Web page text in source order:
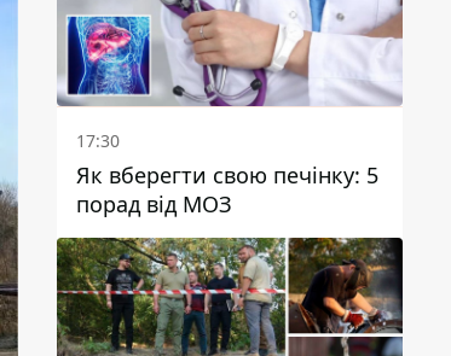
17:30
Як вберегти свою печінку: 5
порад від МОЗ